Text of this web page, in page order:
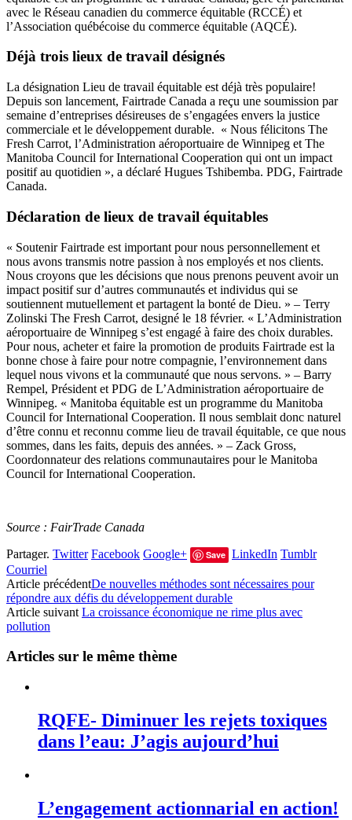
avec le Réseau canadien du commerce équitable (RCCÉ) et
l’Association québécoise du commerce équitable (AQCÉ).
Déjà trois lieux de travail désignés
La désignation Lieu de travail équitable est déjà très populaire!
Depuis son lancement, Fairtrade Canada a reçu une soumission par
semaine d’entreprises désireuses de s’engagées envers la justice
commerciale et le développement durable. « Nous félicitons The
Fresh Carrot, l’Administration aéroportuaire de Winnipeg et The
Manitoba Council for International Cooperation qui ont un impact
positif au quotidien », a déclaré Hugues Tshibemba. PDG, Fairtrade
Canada.
Déclaration de lieux de travail équitables
« Soutenir Fairtrade est important pour nous personnellement et
nous avons transmis notre passion à nos employés et nos clients.
Nous croyons que les décisions que nous prenons peuvent avoir un
impact positif sur d’autres communautés et individus qui se
soutiennent mutuellement et partagent la bonté de Dieu. » – Terry
Zolinski The Fresh Carrot, designé le 18 février. « L’Administration
aéroportuaire de Winnipeg s’est engagé à faire des choix durables.
Pour nous, acheter et faire la promotion de produits Fairtrade est la
bonne chose à faire pour notre compagnie, l’environnement dans
lequel nous vivons et la communauté que nous servons. » – Barry
Rempel, Président et PDG de L’Administration aéroportuaire de
Winnipeg. « Manitoba équitable est un programme du Manitoba
Council for International Cooperation. Il nous semblait donc naturel
d’être connu et reconnu comme lieu de travail équitable, ce que nous
sommes, dans les faits, depuis des années. » – Zack Gross,
Coordonnateur des relations communautaires pour le Manitoba
Council for International Cooperation.
Source : FairTrade Canada
Partager. Twitter Facebook Google+ Save LinkedIn Tumblr
Courriel
Article précédentDe nouvelles méthodes sont nécessaires pour
répondre aux défis du développement durable
Article suivant La croissance économique ne rime plus avec
pollution
Articles sur le même thème
RQFE- Diminuer les rejets toxiques
dans l’eau: J’agis aujourd’hui
L’engagement actionnarial en action!